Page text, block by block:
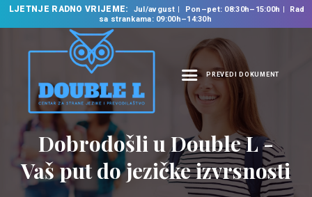
LJETNJE RADNO VRIJEME: Jul/avgust Pon–pet: 08:30h–15:00h
Rad
sa strankama: 09:00h–14:30h
PREVEDI DOKUMENT
NASLOVNA
O NAMA
NAŠE USLUGE
ŠKOLA STRANIH
JEZIKA
Dobrodošli u Double L -
Vaš put do jezičke izvrsnosti
Prevodilačke usluge
na 35 jezika